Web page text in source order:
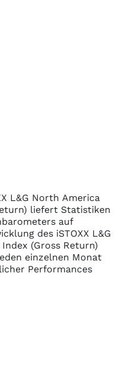
L&G North America
liefert Statistiken
auf
des iSTOXX L&G
(Gross Return)
einzelnen Monat
Performances